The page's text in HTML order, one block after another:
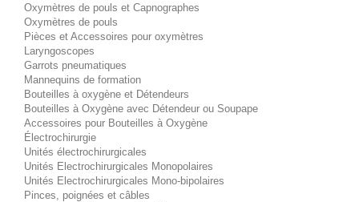
Oxymètres de pouls et Capnographes
Oxymètres de pouls
Pièces et Accessoires pour oxymètres
Laryngoscopes
Garrots pneumatiques
Mannequins de formation
Bouteilles à oxygène et Détendeurs
Bouteilles à Oxygène avec Détendeur ou Soupape
Accessoires pour Bouteilles à Oxygène
Électrochirurgie
Unités électrochirurgicales
Unités Electrochirurgicales Monopolaires
Unités Electrochirurgicales Mono-bipolaires
Pinces, poignées et câbles